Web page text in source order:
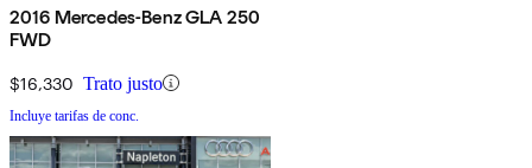
2016 Mercedes-Benz GLA 250
FWD
$16,330 Trato justo
Incluye tarifas de conc.